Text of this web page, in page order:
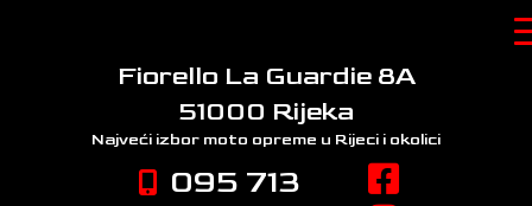
Fiorello La Guardie 8A
51000 Rijeka
Najveći izbor moto opreme u Rijeci i okolici
095 713